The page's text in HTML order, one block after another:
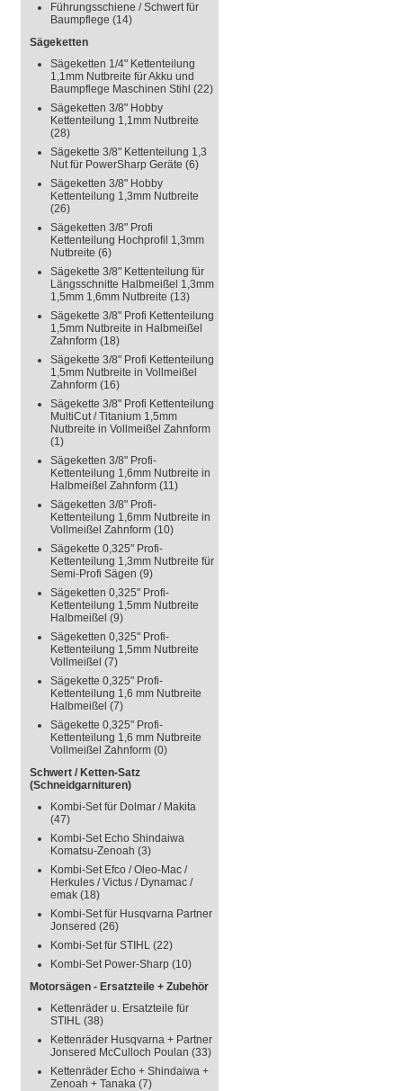
Führungsschiene / Schwert für
Baumpflege (14)
Sägeketten
Sägeketten 1/4" Kettenteilung
1,1mm Nutbreite für Akku und
Baumpflege Maschinen Stihl (22)
Sägeketten 3/8" Hobby
Kettenteilung 1,1mm Nutbreite
(28)
Sägekette 3/8" Kettenteilung 1,3
Nut für PowerSharp Geräte (6)
Sägeketten 3/8" Hobby
Kettenteilung 1,3mm Nutbreite
(26)
Sägeketten 3/8" Profi
Kettenteilung Hochprofil 1,3mm
Nutbreite (6)
Sägekette 3/8" Kettenteilung für
Längsschnitte Halbmeißel 1,3mm
1,5mm 1,6mm Nutbreite (13)
Sägekette 3/8" Profi Kettenteilung
1,5mm Nutbreite in Halbmeißel
Zahnform (18)
Sägekette 3/8" Profi Kettenteilung
1,5mm Nutbreite in Vollmeißel
Zahnform (16)
Sägekette 3/8" Profi Kettenteilung
MultiCut / Titanium 1,5mm
Nutbreite in Vollmeißel Zahnform
(1)
Sägeketten 3/8" Profi-
Kettenteilung 1,6mm Nutbreite in
Halbmeißel Zahnform (11)
Sägeketten 3/8" Profi-
Kettenteilung 1,6mm Nutbreite in
Vollmeißel Zahnform (10)
Sägekette 0,325" Profi-
Kettenteilung 1,3mm Nutbreite für
Semi-Profi Sägen (9)
Sägeketten 0,325" Profi-
Kettenteilung 1,5mm Nutbreite
Halbmeißel (9)
Sägeketten 0,325" Profi-
Kettenteilung 1,5mm Nutbreite
Vollmeißel (7)
Sägekette 0,325" Profi-
Kettenteilung 1,6 mm Nutbreite
Halbmeißel (7)
Sägekette 0,325" Profi-
Kettenteilung 1,6 mm Nutbreite
Vollmeißel Zahnform (0)
Schwert / Ketten-Satz
(Schneidgarnituren)
Kombi-Set für Dolmar / Makita
(47)
Kombi-Set Echo Shindaiwa
Komatsu-Zenoah (3)
Kombi-Set Efco / Oleo-Mac /
Herkules / Victus / Dynamac /
emak (18)
Kombi-Set für Husqvarna Partner
Jonsered (26)
Kombi-Set für STIHL (22)
Kombi-Set Power-Sharp (10)
Motorsägen - Ersatzteile + Zubehör
Kettenräder u. Ersatzteile für
STIHL (38)
Kettenräder Husqvarna + Partner
Jonsered McCulloch Poulan (33)
Kettenräder Echo + Shindaiwa +
Zenoah + Tanaka (7)